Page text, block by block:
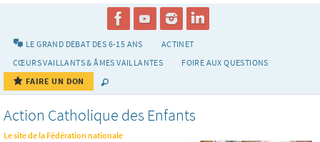
LE GRAND DÉBAT DES 6-15 ANS
ACTINET
CŒURS VAILLANTS & ÂMES VAILLANTES
FOIRE AUX QUESTIONS
FAIRE UN DON
Action Catholique des Enfants
Le site de la Fédération nationale